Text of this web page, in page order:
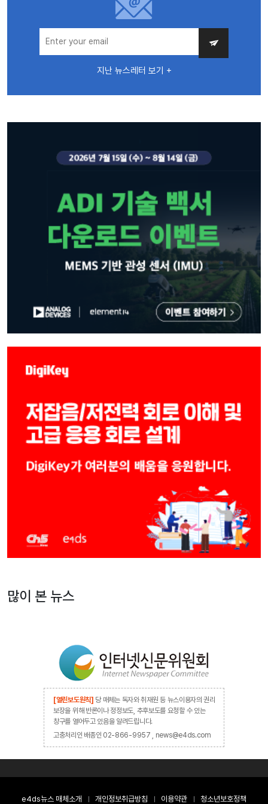
지난 뉴스레터 보기 +
많이 본 뉴스
[열린보도원칙] 당 매체는 독자와 취재원 등 뉴스이용자의 권리
보장을 위해 반론이나 정정보도, 추후보도를 요청할 수 있는
창구를 열어두고 있음을 알려드립니다.
고충처리인 배종인 02-866-9957 , news@e4ds.com
e4ds뉴스 매체소개 개인정보취급방침 이용약관 청소년보호정책